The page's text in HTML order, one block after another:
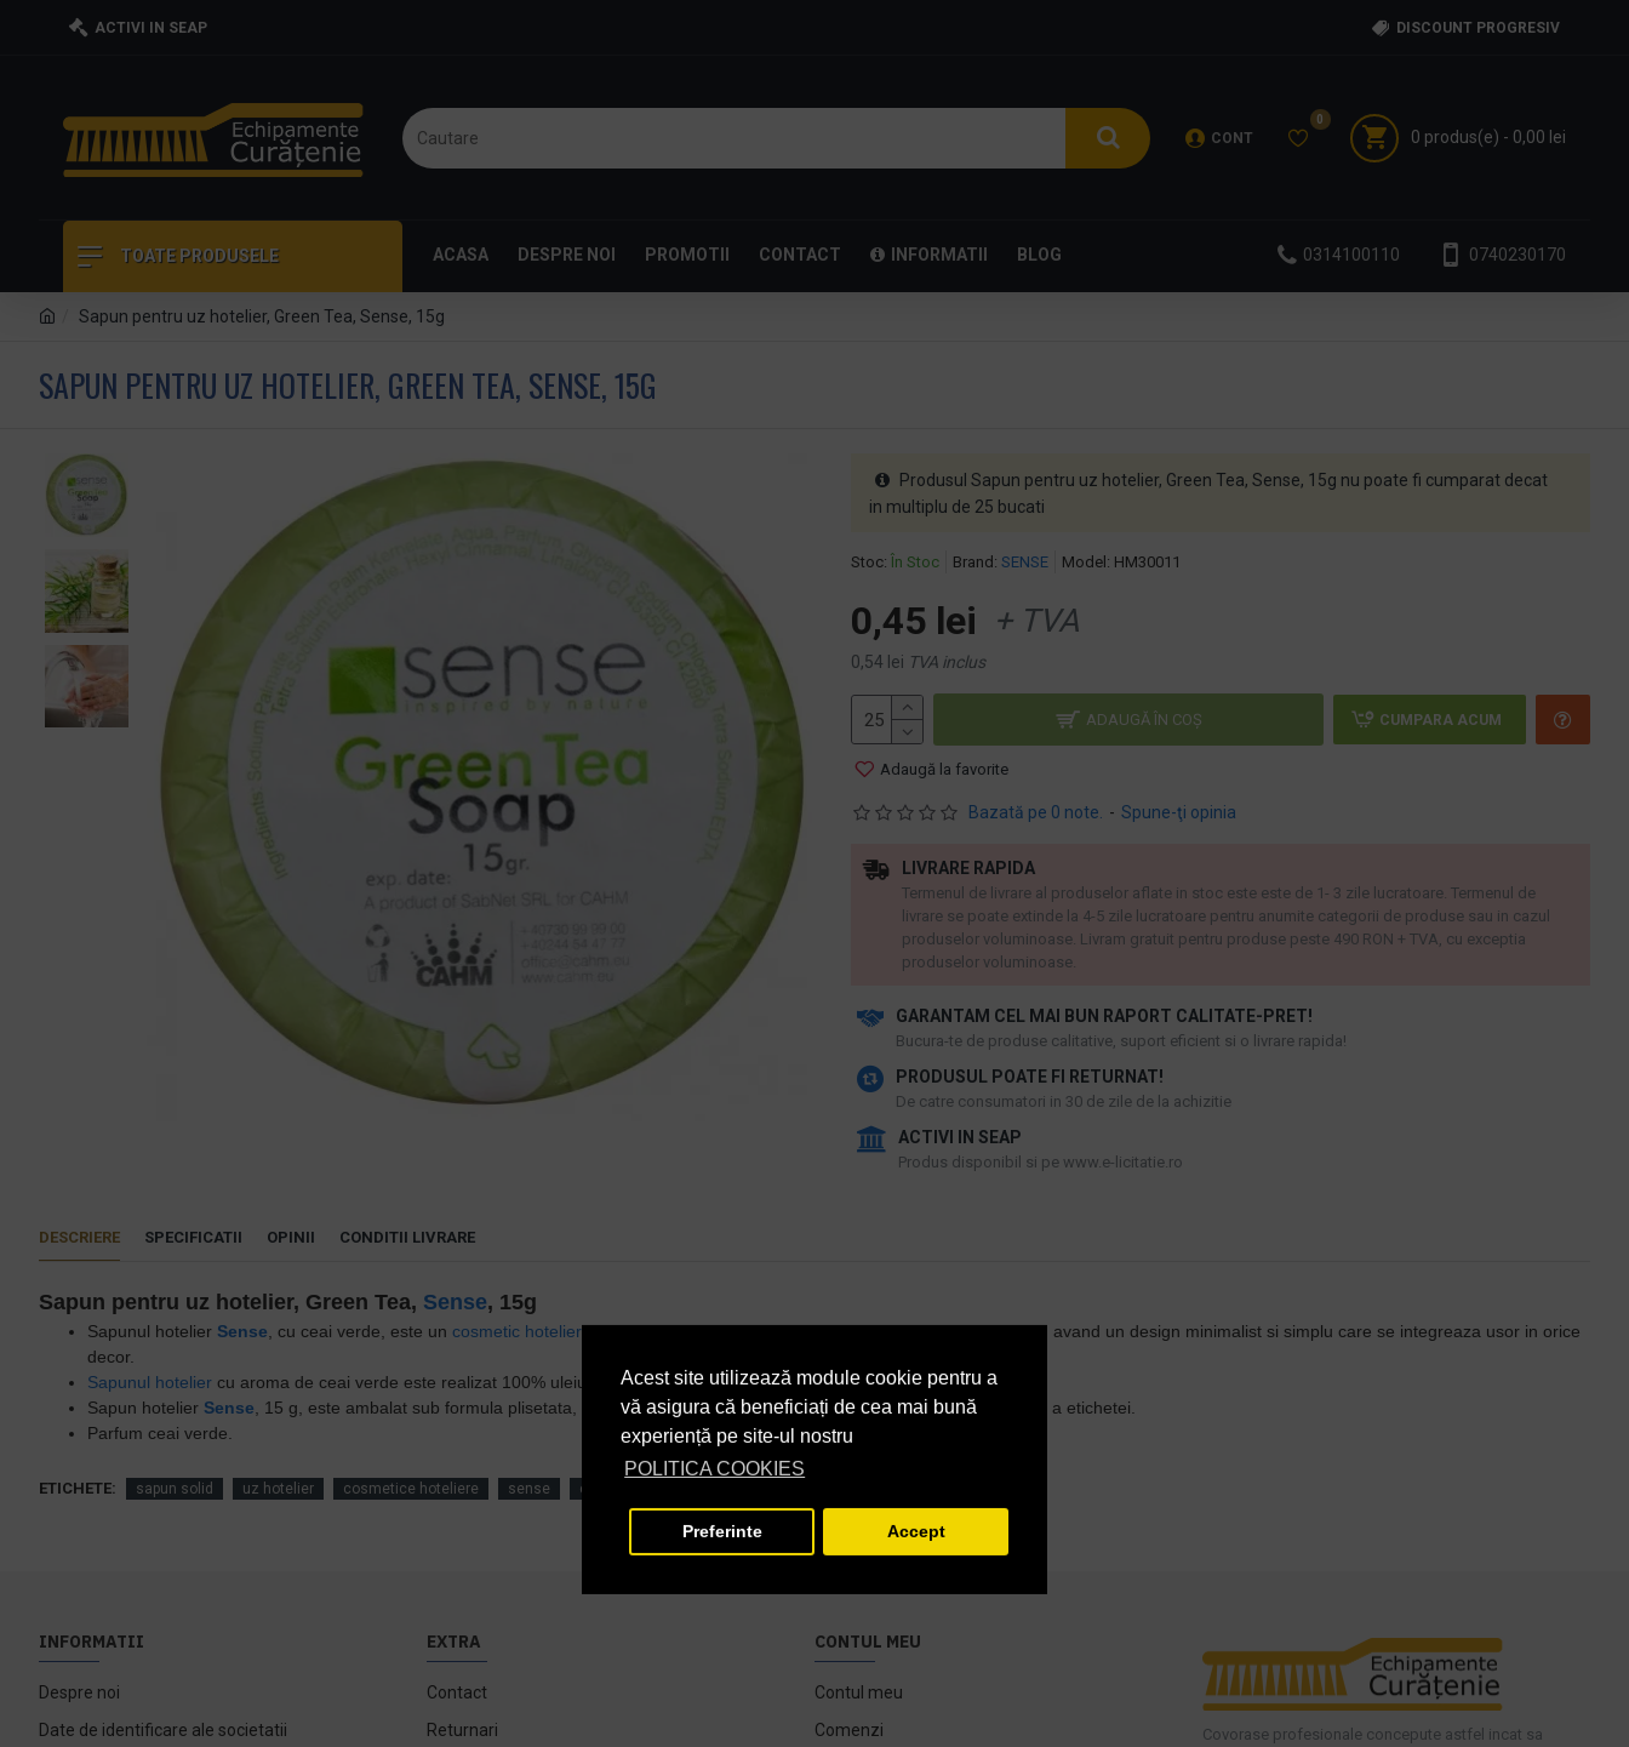
Acest site utilizează module cookie pentru a
vă asigura că beneficiați de cea mai bună
experiență pe site-ul nostru
POLITICA COOKIES
Preferinte Accept
ACTIVI IN SEAP DISCOUNT PROGRESIV
CONT
0
0 produs(e) - 0,00 lei
TOATE PRODUSELE ACASA DESPRE NOI PROMOTII CONTACT INFORMATII BLOG 0314100110 0740230170
Sapun pentru uz hotelier, Green Tea, Sense, 15g
SAPUN PENTRU UZ HOTELIER, GREEN TEA, SENSE, 15G
Stoc: În Stoc Brand: SENSE Model: HM30011
Bazată pe 0 note. - Spune-ţi opinia
0,45 lei + TVA
0,54 lei TVA inclus
ADAUGĂ ÎN COŞ CUMPARA ACUM
Adaugă la favorite
Produsul Sapun pentru uz hotelier, Green Tea, Sense, 15g nu poate fi cumparat decat
in multiplu de 25 bucati
GARANTAM CEL MAI BUN RAPORT CALITATE-PRET!
​Bucura-te de produse calitative, suport eficient si o livrare rapida!
PRODUSUL POATE FI RETURNAT!
De catre consumatori in 30 de zile de la achizitie
ACTIVI IN SEAP
Produs disponibil si pe www.e-licitatie.ro
LIVRARE RAPIDA
Termenul de livrare al produselor aflate in stoc este este de 1- 3 zile lucratoare. Termenul de
livrare se poate extinde la 4-5 zile lucratoare pentru anumite categorii de produse sau in cazul
produselor voluminoase. Livram gratuit pentru produse peste 490 RON + TVA, cu exceptia
produselor voluminoase.
DESCRIERE SPECIFICATII OPINII CONDITII LIVRARE
Sapun pentru uz hotelier, Green Tea, Sense, 15g
Sapunul hotelier Sense , cu ceai verde, este un cosmetic hoteliermust-have care trebuie sa fie prezent in orice baie hoteliera, avand un design minimalist si simplu care se integreaza usor in orice
decor.
Sapunul hotelier cu aroma de ceai verde este realizat 100% uleiuri vegetale.
Sapun hotelier Sense , 15 g, este ambalat sub formula plisetata, bucurandu-se de un sistem usor de deschidere cu urechiusa a etichetei.
Parfum ceai verde.
ETICHETE: sapun solid uz hotelier cosmetice hoteliere sense ceai verde
INFORMATII
Despre noi
Date de identificare ale societatii
EXTRA
Contact
Returnari
CONTUL MEU
Contul meu
Comenzi
Covorase profesionale concepute astfel incat sa